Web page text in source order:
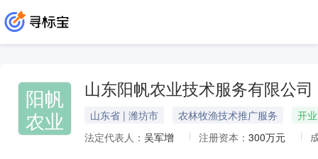
阳帆
农业
山东阳帆农业技术服务有限公司
山东省 | 潍坊市 农林牧渔技术推广服务
开业
法定代表人： 吴军增 注册资本： 300万元